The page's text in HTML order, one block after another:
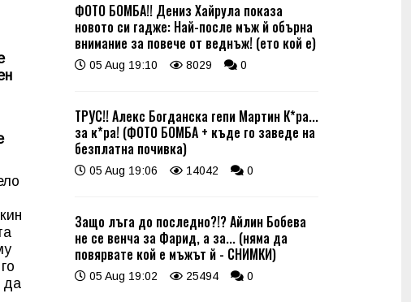
да
ФОТО БОМБА!! Дениз Хайрула показа
новото си гадже: Най-после мъж й обърна
внимание за повече от веднъж! (ето кой е)
05 Aug 19:10 8029 0
ТРУС!! Алекс Богданска гепи Мартин К*ра...
за к*ра! (ФОТО БОМБА + къде го заведе на
безплатна почивка)
05 Aug 19:06 14042 0
Защо лъга до последно?!? Айлин Бобева
не се венча за Фарид, а за... (няма да
повярвате кой е мъжът й - СНИМКИ)
05 Aug 19:02 25494 0